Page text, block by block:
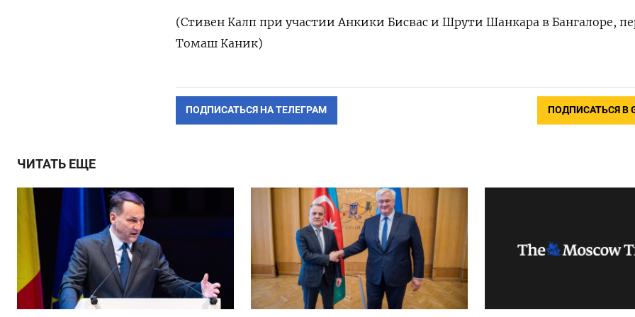
(Стивен Калп при участии Анкики Бисвас и Шрути Шанкара в Бангалоре,
Томаш Каник)
ПОДПИСАТЬСЯ НА ТЕЛЕГРАМ ПОДПИСАТЬСЯ В
ЧИТАТЬ ЕЩЕ